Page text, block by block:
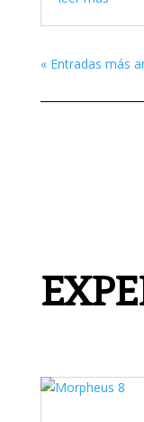
« Entradas más